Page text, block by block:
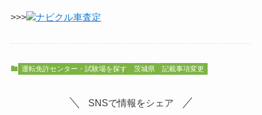
>>> ナビクル車査定
運転免許センター・試験場を探す 茨城県 記載事項変更
SNSで情報をシェア